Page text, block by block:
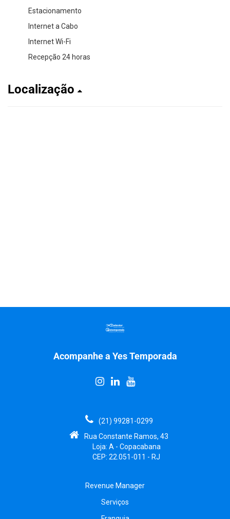
Estacionamento
Internet a Cabo
Internet Wi-Fi
Recepção 24 horas
Localização
Acompanhe a Yes Temporada
(21) 99281-0299
Rua Constante Ramos, 43
Loja: A - Copacabana
CEP: 22.051-011 - RJ
Revenue Manager
Serviços